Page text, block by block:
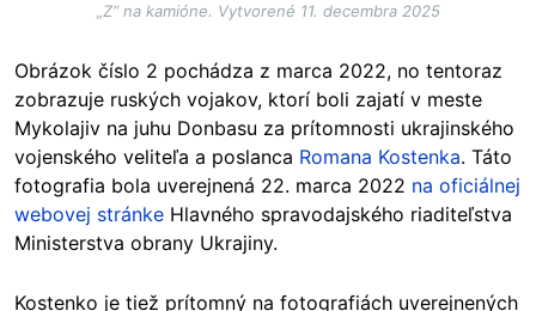
„Z“ na kamióne. Vytvorené 11. decembra 2025
Obrázok číslo 2 pochádza z marca 2022, no tentoraz
zobrazuje ruských vojakov, ktorí boli zajatí v meste
Mykolajiv na juhu Donbasu za prítomnosti ukrajinského
vojenského veliteľa a poslanca Romana Kostenka. Táto
fotografia bola uverejnená 22. marca 2022 na oficiálnej
webovej stránke Hlavného spravodajského riaditeľstva
Ministerstva obrany Ukrajiny.
Kostenko je tiež prítomný na fotografiách uverejnených